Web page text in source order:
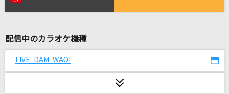
レモンパイ
配信中のカラオケ機種
LIVE DAM WAO!